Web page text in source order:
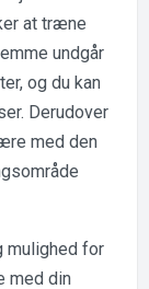
at træne
undgår
og du kan
Derudover
med den
mulighed for
med din